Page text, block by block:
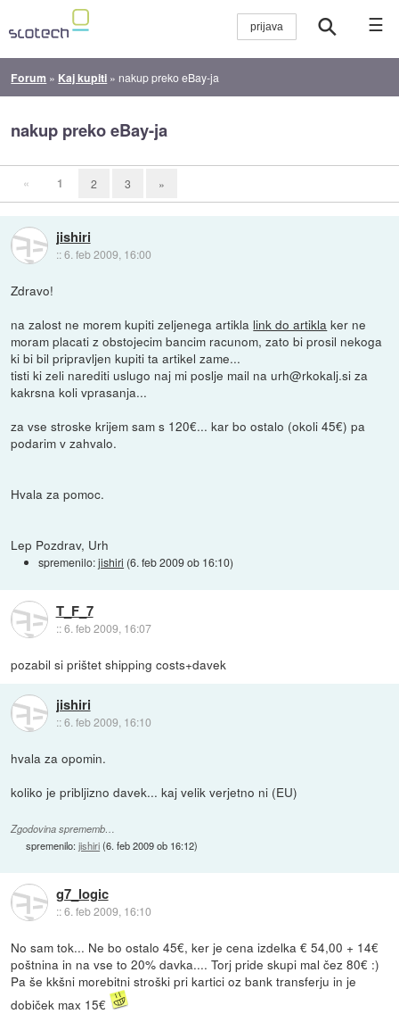
☰
Forum » Kaj kupiti » nakup preko eBay-ja
nakup preko eBay-ja
« 1 2 3 »
jishiri
::6. feb 2009, 16:00
Zdravo!
na zalost ne morem kupiti zeljenega artikla link do artikla ker ne
moram placati z obstojecim bancim racunom, zato bi prosil nekoga
ki bi bil pripravljen kupiti ta artikel zame...
tisti ki zeli narediti uslugo naj mi poslje mail na urh@rkokalj.si za
kakrsna koli vprasanja...
za vse stroske krijem sam s 120€... kar bo ostalo (okoli 45€) pa
podarim v zahvalo.
Hvala za pomoc.
Lep Pozdrav, Urh
spremenilo:jishiri (6. feb 2009 ob 16:10)
T_F_7
::6. feb 2009, 16:07
pozabil si prištet shipping costs+davek
jishiri
::6. feb 2009, 16:10
hvala za opomin.
koliko je pribljizno davek... kaj velik verjetno ni (EU)
Zgodovina sprememb…
spremenilo:jishiri(6. feb 2009 ob 16:12)
g7_logic
::6. feb 2009, 16:10
No sam tok... Ne bo ostalo 45€, ker je cena izdelka € 54,00 + 14€
poštnina in na vse to 20% davka.... Torj pride skupi mal čez 80€ :)
Pa še kkšni morebitni stroški pri kartici oz bank transferju in je
dobiček max 15€